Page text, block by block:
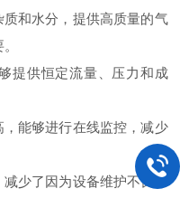
和水分，提供高质量的气
供恒定流量、压力和成
能够进行在线监控，减少
少了因为设备维护不良带